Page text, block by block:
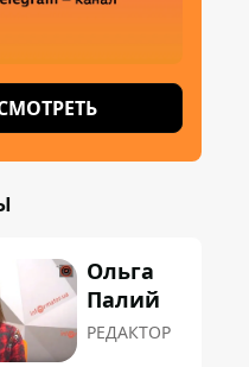
Ольга
Палий
РЕДАКТОР